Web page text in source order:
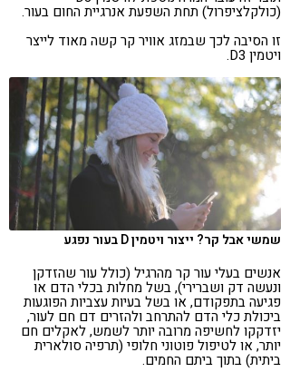
(כולקלציפרול) תחת השפעת אנרגיית החום בעור.
זו הסיבה לכך שבמזג אוויר קר קשה מאוד לייצר
ויטמין D3.
שמשי אבל קר? ייצור ויטמין D בעור נפגע
אנשים בעלי עור קר מהרגיל (כולל עור שהזדקן
ונעשה דק ושברירי), בשל מחלות בכלי הדם או
פגיעה בתפקודם, או בשל בעיות עצביות הפוגעות
ביכולת כלי הדם להתרחב ולהזרים דם חם לעור,
יזדקקו לחשיפה מרובה יותר לשמש, לאקלים חם
יותר, או לטיפול פוטוני חלופי (תרפיה סולארית
ביתית) בתוך ביתם החמים.